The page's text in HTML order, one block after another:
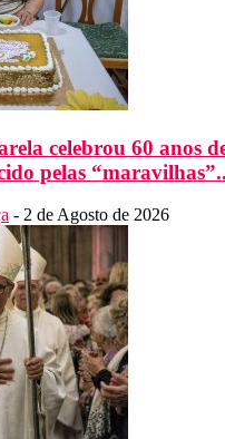
celebrou 60 anos
pelas
- 2 de Agosto de 2026